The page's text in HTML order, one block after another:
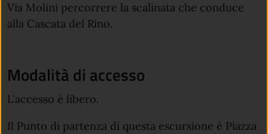
Via Molini percorrere la scalinata che conduce
alla Cascata del Rino.
Modalità di accesso
L'accesso è libero.
Il Punto di partenza di questa escursione è Piazza